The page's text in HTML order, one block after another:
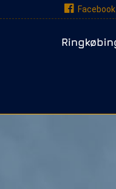
Gå til hovedindhold Facebook